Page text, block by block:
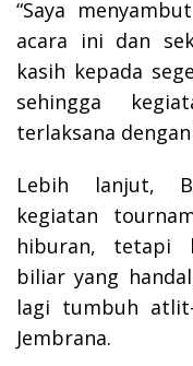
“Saya
acara ini dan
kasih kepada
sehingga
terlaksana
Lebih lanjut,
kegiatan
hiburan, tetapi
biliar yang
lagi tumbuh
Jembrana.